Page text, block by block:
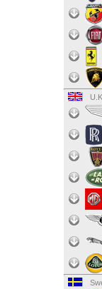
U.K.